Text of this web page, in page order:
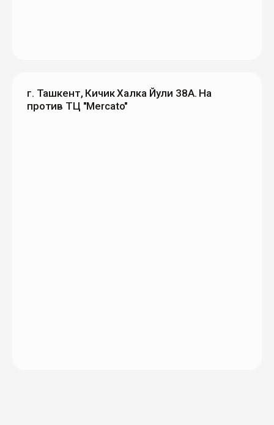
г. Ташкент, Кичик Халка Йули 38А. На
против ТЦ "Mercato"